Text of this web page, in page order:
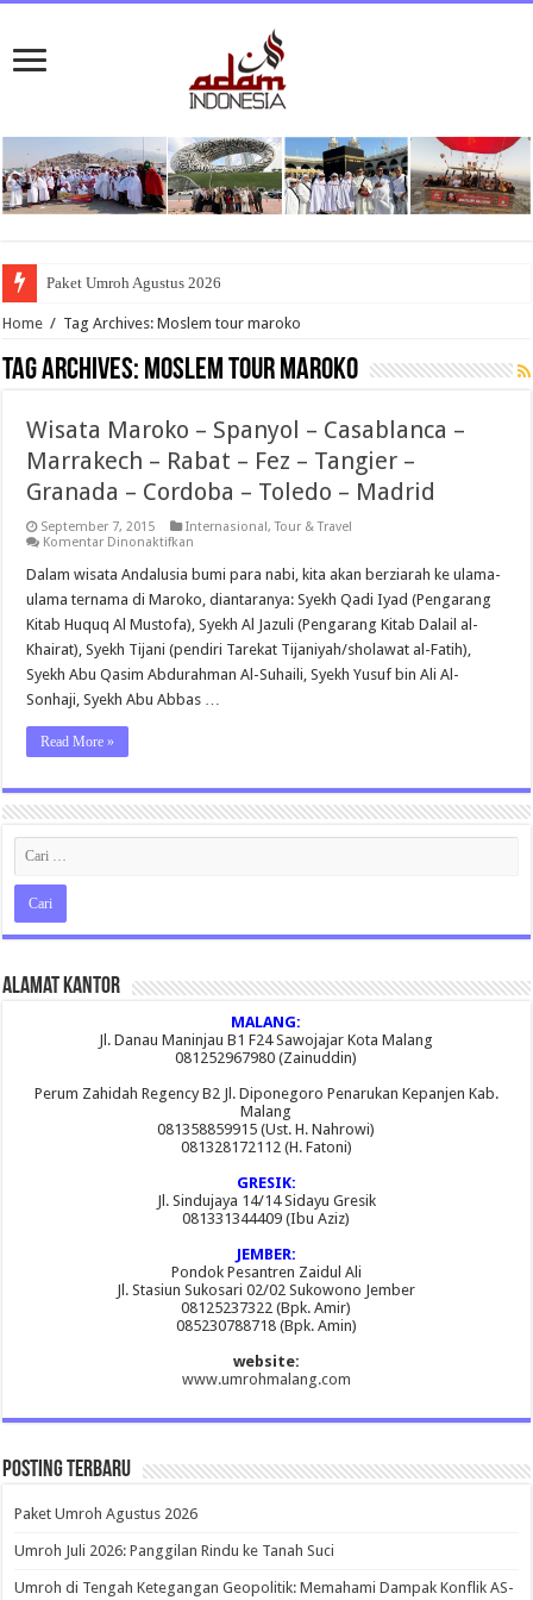
Paket Umroh Agustus 2026
Home / Tag Archives: Moslem tour maroko
Tag Archives: Moslem tour maroko
Wisata Maroko – Spanyol – Casablanca –
Marrakech – Rabat – Fez – Tangier –
Granada – Cordoba – Toledo – Madrid
September 7, 2015 Internasional,Tour & Travel
Komentar Dinonaktifkan
Maroko
Spanyol
–
Casablanca
–
Marrakech
–
Rabat
Granada
–
Cordoba
–
Dalam wisata Andalusia bumi para nabi, kita akan berziarah ke ulama-
ulama ternama di Maroko, diantaranya: Syekh Qadi Iyad (Pengarang
Kitab Huquq Al Mustofa), Syekh Al Jazuli (Pengarang Kitab Dalail al-
Khairat), Syekh Tijani (pendiri Tarekat Tijaniyah/sholawat al-Fatih),
Syekh Abu Qasim Abdurahman Al-Suhaili, Syekh Yusuf bin Ali Al-
Sonhaji, Syekh Abu Abbas …
Read More »
Alamat Kantor
MALANG:
Jl. Danau Maninjau B1 F24 Sawojajar Kota Malang
081252967980 (Zainuddin)
Perum Zahidah Regency B2 Jl. Diponegoro Penarukan Kepanjen Kab.
Malang
081358859915 (Ust. H. Nahrowi)
081328172112 (H. Fatoni)
GRESIK:
Jl. Sindujaya 14/14 Sidayu Gresik
081331344409 (Ibu Aziz)
JEMBER:
Pondok Pesantren Zaidul Ali
Jl. Stasiun Sukosari 02/02 Sukowono Jember
08125237322 (Bpk. Amir)
085230788718 (Bpk. Amin)
website:
www.umrohmalang.com
Posting Terbaru
Paket Umroh Agustus 2026
Umroh Juli 2026: Panggilan Rindu ke Tanah Suci
Umroh di Tengah Ketegangan Geopolitik: Memahami Dampak Konflik AS-